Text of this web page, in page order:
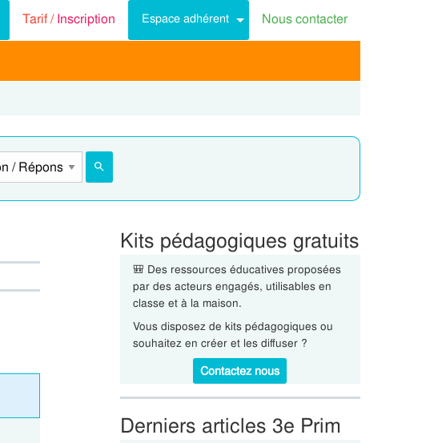
Tarif /Inscription Espace adhérent Nous contacter
Kits pédagogiques gratuits
🎒 Des ressources éducatives proposées
par des acteurs engagés, utilisables en
classe et à la maison.
Vous disposez de kits pédagogiques ou
souhaitez en créer et les diffuser ?
Contactez nous
Derniers articles 3e Prim